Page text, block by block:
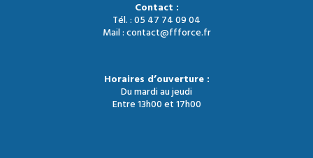
Contact :
Tél. : 05 47 74 09 04
Mail : contact@ffforce.fr
Horaires d’ouverture :
Du mardi au jeudi
Entre 13h00 et 17h00